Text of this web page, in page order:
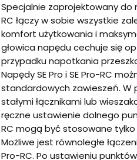
Specjalnie zaprojektowany do
RC łączy w sobie wszystkie
komfort użytkowania i
głowica napędu cechuje się
przypadku napotkania
Napędy SE Pro i SE Pro-RC
standardowych zawieszeń. W
stałymi łącznikami lub
ręczne ustawienie dolnego
RC mogą być stosowane
Możliwe jest równoległe
Pro-RC. Po ustawieniu